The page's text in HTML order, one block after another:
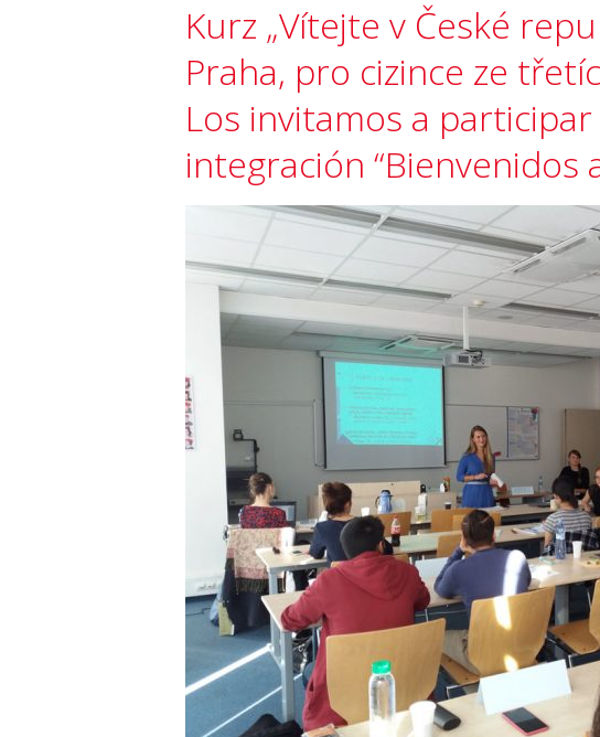
Kurz „Vítejte v České
Praha, pro cizince ze
Los invitamos a
integración “Bienvenidos